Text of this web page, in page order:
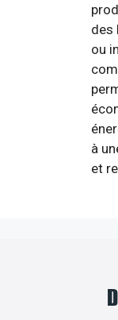
des
ou
à
et